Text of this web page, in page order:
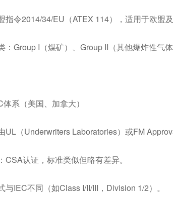
指令2014/34/EU（ATEX 114），适用于欧盟及
：Group I（煤矿）、Group II（其他爆炸性气体
系（美国、加拿大）
UL（Underwriters Laboratories）或FM
CSA认证，标准类似但略有差异。
与IEC不同（如Class I/II/III，Division 1/2）。